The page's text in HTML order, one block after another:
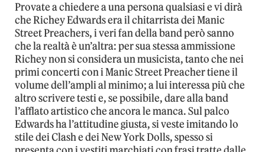
Provate a chiedere a una persona qualsiasi e vi dirà
che Richey Edwards era il chitarrista dei Manic
Street Preachers, i veri fan della band però sanno
che la realtà è un’altra: per sua stessa ammissione
Richey non si considera un musicista, tanto che nei
primi concerti con i Manic Street Preacher tiene il
volume dell’ampli al minimo; a lui interessa più che
altro scrivere testi e, se possibile, dare alla band
l’afflato artistico che ancora le manca. Sul palco
Edwards ha l’attitudine giusta, si veste imitando lo
stile dei Clash e dei New York Dolls, spesso si